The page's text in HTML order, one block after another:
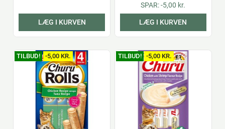
LÆG I KURVEN
SPAR: -5,00 kr.
LÆG I KURVEN
TILBUD! -5,00 KR. TILBUD! -5,00 KR.